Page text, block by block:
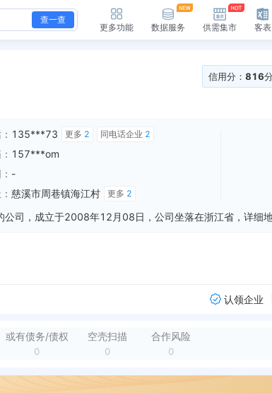
查一查
更多功能 数据服务 供需集市 客表
信用分： 816分
135***73 更多 2 同电话企业 2
157***om
-
慈溪市周巷镇海江村 更多 2
认领企业
或有债务/债权
0
空壳扫描
0
合作风险
0